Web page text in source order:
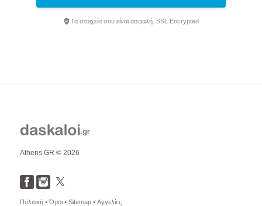
Τα στοιχεία σου είναι ασφαλή. SSL Encrypted
Athens GR © 2026
Πολιτική •Όροι • Sitemap • Αγγελίες